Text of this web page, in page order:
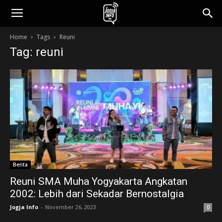
jogjainfo.id
Home Tags Reuni
Tag: reuni
Berita
Reuni SMA Muha Yogyakarta Angkatan
2002: Lebih dari Sekadar Bernostalgia
Jogja Info - November 26, 2023 0